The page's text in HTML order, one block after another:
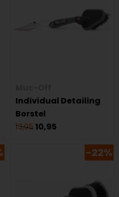
Individual Detailing
Borstel
13,9510,95
-22%